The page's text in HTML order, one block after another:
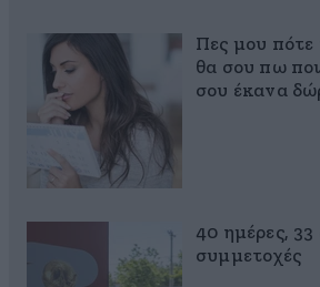
Πες μου πότε
θα σου πω
σου έκανα
40 ημέρες, 33
συμμετοχές